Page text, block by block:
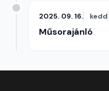
2025. 09. 16. kedd
Műsorajánló